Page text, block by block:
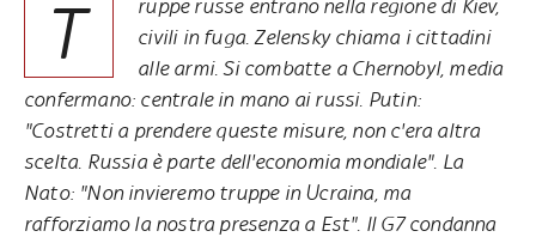
T
ruppe russe entrano nella regione di Kiev,
civili in fuga. Zelensky chiama i cittadini
alle armi. Si combatte a Chernobyl, media
confermano: centrale in mano ai russi. Putin:
"Costretti a prendere queste misure, non c'era altra
scelta. Russia è parte dell'economia mondiale". La
Nato: "Non invieremo truppe in Ucraina, ma
rafforziamo la nostra presenza a Est". Il G7 condanna